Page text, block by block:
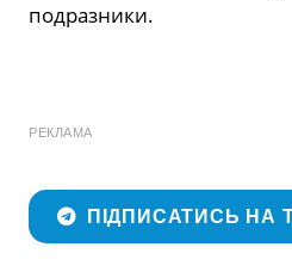
подразники.
РЕКЛАМА
ПІДПИСАТИСЬ НА